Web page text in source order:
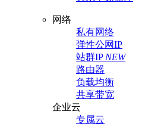
网络
私有网络
弹性公网IP
站群IP NEW
路由器
负载均衡
共享带宽
企业云
专属云